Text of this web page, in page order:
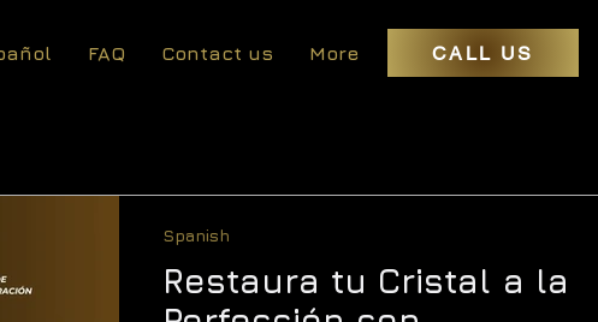
FAQ Contact us More CALL US
Restaura tu Cristal a la
Spanish